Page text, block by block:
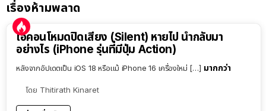
เรื่องห้ามพลาด
ไอคอนโหมดปิดเสียง (Silent) หายไป นำกลับมา
อย่างไร (iPhone รุ่นที่มีปุ่ม Action)
หลังจากอัปเดตเป็น iOS 18 หรือแม้ iPhone 16 เครื่องใหม่ […] มากกว่า
โดย Thitirath Kinaret